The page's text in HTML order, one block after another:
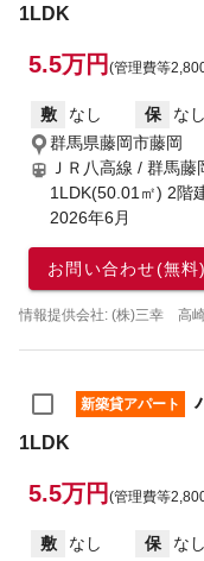
1LDK
5.5万円 (管理費等
敷 なし 保 なし
群馬県藤岡市藤岡
ＪＲ八高線 / 群馬藤
1LDK(50.01㎡) 2階
2026年6月
お問い合わせ(無料)
情報提供会社: (株)三幸 高
新築貸アパート
1LDK
5.5万円 (管理費等
敷 なし 保 なし